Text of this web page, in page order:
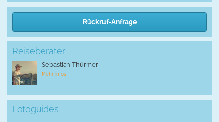
Rückruf-Anfrage
Reiseberater
Sebastian Thürmer
Mehr Infos
Fotoguides